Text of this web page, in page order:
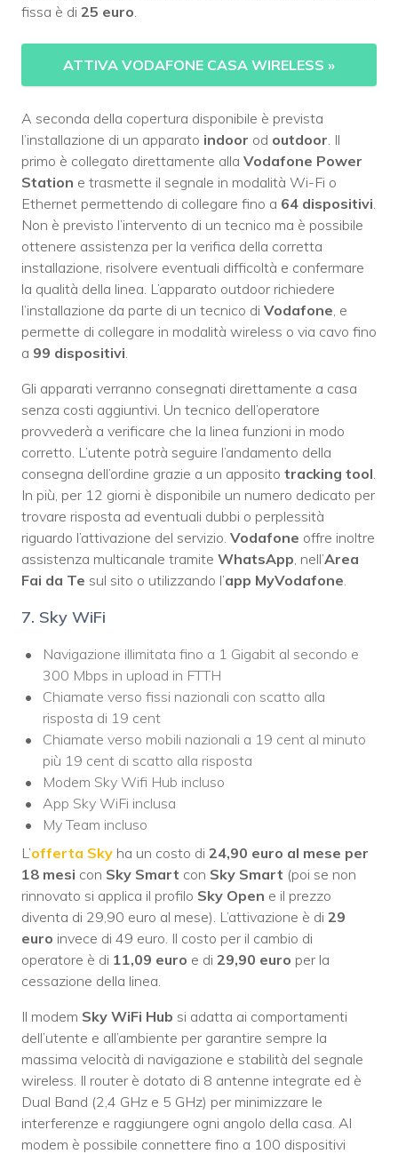
fissa è di 25 euro
ATTIVA VODAFONE CASA WIRELESS »
A seconda della copertura disponibile è prevista
l’installazione di un apparato indoor od outdoor . Il
primo è collegato direttamente alla Vodafone Power
Station e trasmette il segnale in modalità Wi-Fi o
Ethernet permettendo di collegare fino a 64 dispositivi
Non è previsto l’intervento di un tecnico ma è possibile
ottenere assistenza per la verifica della corretta
installazione, risolvere eventuali difficoltà e confermare
la qualità della linea. L’apparato outdoor richiedere
l’installazione da parte di un tecnico di Vodafone , e
permette di collegare in modalità wireless o via cavo fino
a 99 dispositivi
Gli apparati verranno consegnati direttamente a casa
senza costi aggiuntivi. Un tecnico dell’operatore
provvederà a verificare che la linea funzioni in modo
corretto. L’utente potrà seguire l’andamento della
consegna dell’ordine grazie a un apposito tracking tool
In più, per 12 giorni è disponibile un numero dedicato per
trovare risposta ad eventuali dubbi o perplessità
riguardo l’attivazione del servizio. Vodafone offre inoltre
assistenza multicanale tramite WhatsApp , nell’Area
Fai da Te sul sito o utilizzando l’app MyVodafone
7. Sky WiFi
Navigazione illimitata fino a 1 Gigabit al secondo e
300 Mbps in upload in FTTH
Chiamate verso fissi nazionali con scatto alla
risposta di 19 cent
Chiamate verso mobili nazionali a 19 cent al minuto
più 19 cent di scatto alla risposta
Modem Sky Wifi Hub incluso
App Sky WiFi inclusa
My Team incluso
L’offerta Sky ha un costo di 24,90 euro al mese per
18 mesi con Sky Smart con Sky Smart (poi se non
rinnovato si applica il profilo Sky Open e il prezzo
diventa di 29,90 euro al mese). L’attivazione è di 29
euro invece di 49 euro. Il costo per il cambio di
operatore è di 11,09 euro e di 29,90 euro per la
cessazione della linea.
Il modem Sky WiFi Hub si adatta ai comportamenti
dell’utente e all’ambiente per garantire sempre la
massima velocità di navigazione e stabilità del segnale
wireless. Il router è dotato di 8 antenne integrate ed è
Dual Band (2,4 GHz e 5 GHz) per minimizzare le
interferenze e raggiungere ogni angolo della casa. Al
modem è possibile connettere fino a 100 dispositivi